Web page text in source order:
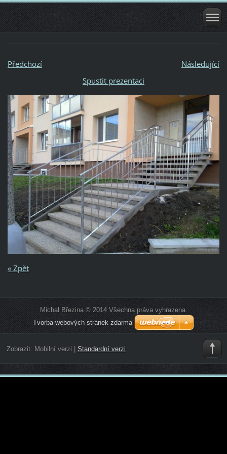
Předchozí
Následující
Spustit prezentaci
« Zpět
Michal Březina © 2014 Všechna práva vyhrazena.
Tvorba webových stránek zdarma
Zobrazit: Mobilní verzi Standardní verzi